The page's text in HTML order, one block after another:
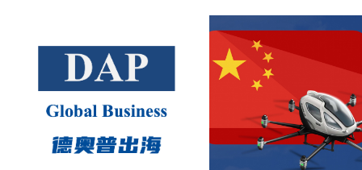
理当中的工作流、资金流与数据流。
大幅度提升项目管理与业务协同效
率，有效降低项目风险，让一切尽在
掌控之中。德奥普数字化(DAP Digital
Backbone)将打造基于AI引擎的国际贸
者能够更快、更好地做出决策，
键时刻提供精准的洞察。无论是投
资、收购、咨询还是推出新产品
奥普洞见(DAP Insights)都能为那
要清晰洞察以获得竞争优势的决
提供有力支持。